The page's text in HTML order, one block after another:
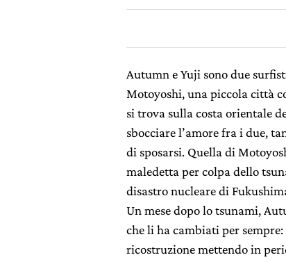
Autumn e Yuji sono due
Motoyoshi, una piccola città
si trova sulla costa orientale
sbocciare l’amore fra i due,
di sposarsi. Quella di
maledetta per colpa dello
disastro nucleare di
Un mese dopo lo tsunami,
che li ha cambiati per
ricostruzione mettendo in